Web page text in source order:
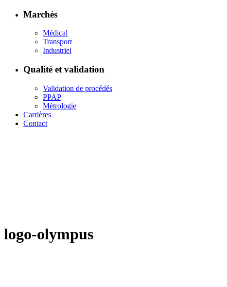
Marchés
Médical
Transport
Industriel
Qualité et validation
Validation de procédés
PPAP
Métrologie
Carrières
Contact
logo-olympus